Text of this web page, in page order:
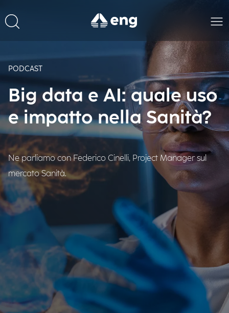
PODCAST
Big data e AI: quale uso
e impatto nella Sanità?
Ne parliamo con Federico Cinelli, Project Manager sul
mercato Sanità.